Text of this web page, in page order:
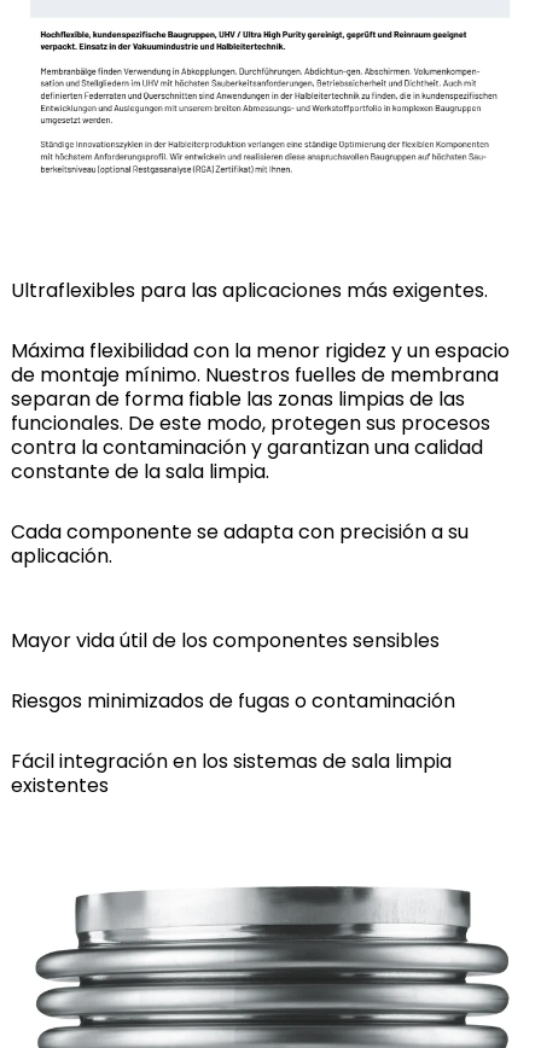
Ultraflexibles para las aplicaciones más exigentes.
Máxima flexibilidad con la menor rigidez y un espacio
de montaje mínimo. Nuestros fuelles de membrana
separan de forma fiable las zonas limpias de las
funcionales. De este modo, protegen sus procesos
contra la contaminación y garantizan una calidad
constante de la sala limpia.
Cada componente se adapta con precisión a su
aplicación.
Mayor vida útil de los componentes sensibles
Riesgos minimizados de fugas o contaminación
Fácil integración en los sistemas de sala limpia
existentes